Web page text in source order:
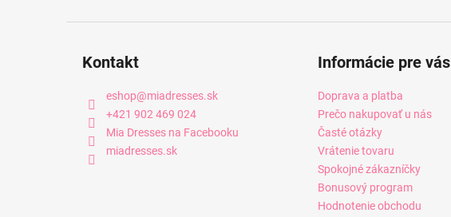
Kontakt
eshop@miadresses.sk
+421 902 469 024
Mia Dresses na Facebooku
miadresses.sk
Informácie pre vás
Doprava a platba
Prečo nakupovať u nás
Časté otázky
Vrátenie tovaru
Spokojné zákazníčky
Bonusový program
Hodnotenie obchodu